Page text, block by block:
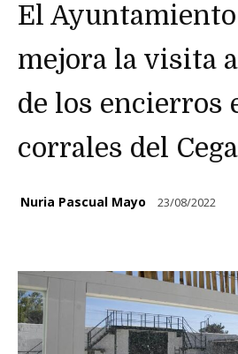
El
mejora la visita
de los encierros
corrales del Cega
Nuria Pascual Mayo 23/08/2022